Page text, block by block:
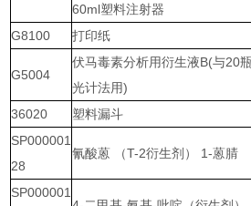
60ml塑料注射器
G8100
打印纸
G5004
伏马毒素分析用衍生液B(与20
光计法用)
36020 塑料漏斗
SP000001
28
氰酸蒽 （T-2衍生剂） 1-蒽腈
SP000001